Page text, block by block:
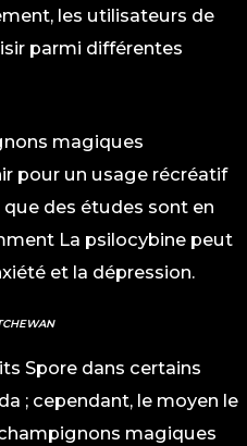
les utilisateurs de
parmi différentes
magiques
pour un usage récréatif
des études sont en
La psilocybine peut
et la dépression.
Spore dans certains
; cependant, le moyen le
magiques